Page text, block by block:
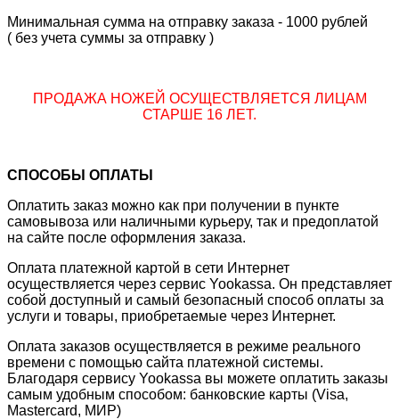
Минимальная сумма на отправку заказа - 1000 рублей
( без учета суммы за отправку )
ПРОДАЖА НОЖЕЙ ОСУЩЕСТВЛЯЕТСЯ ЛИЦАМ
СТАРШЕ 16 ЛЕТ.
СПОСОБЫ ОПЛАТЫ
Оплатить заказ можно как при получении в пункте
самовывоза или наличными курьеру, так и предоплатой
на сайте после оформления заказа.
Оплата платежной картой в сети Интернет
осуществляется через сервис Yookassa. Он представляет
собой доступный и самый безопасный способ оплаты за
услуги и товары, приобретаемые через Интернет.
Оплата заказов осуществляется в режиме реального
времени с помощью сайта платежной системы.
Благодаря сервису Yookassa вы можете оплатить заказы
самым удобным способом: банковские карты (Visa,
Mastercard, МИР)